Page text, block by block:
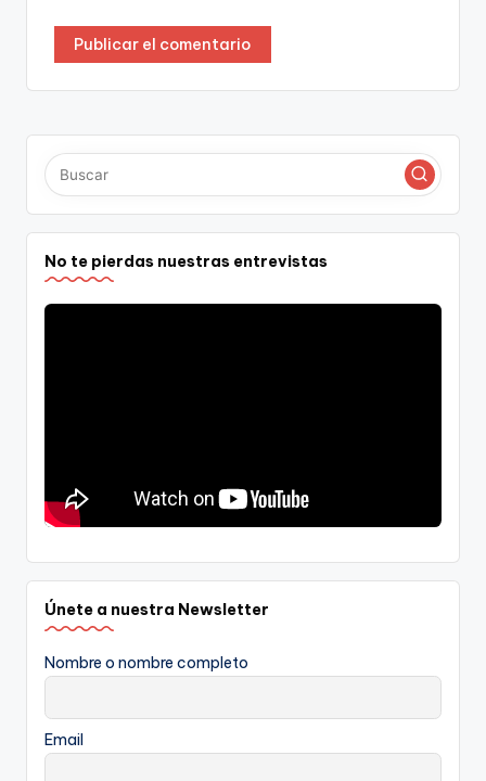
No te pierdas nuestras entrevistas
Únete a nuestra Newsletter
Nombre o nombre completo
Email